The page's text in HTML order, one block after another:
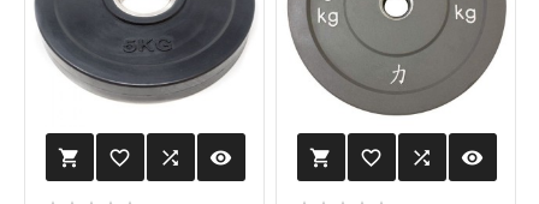
 favorite_border  visibility  favorite_border  visibility